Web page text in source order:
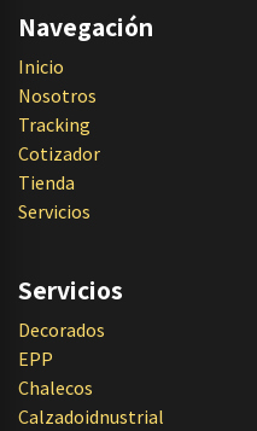
Navegación
Inicio
Nosotros
Tracking
Cotizador
Tienda
Servicios
Servicios
Decorados
EPP
Chalecos
Calzadoidnustrial